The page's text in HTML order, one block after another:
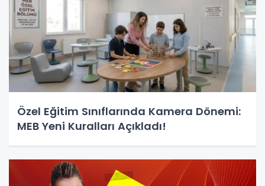
Özel Eğitim Sınıflarında Kamera Dönemi:
MEB Yeni Kuralları Açıkladı!